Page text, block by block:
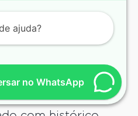
é essencial.
não leve em
do
Opte por um
no WhatsApp
ajuda?